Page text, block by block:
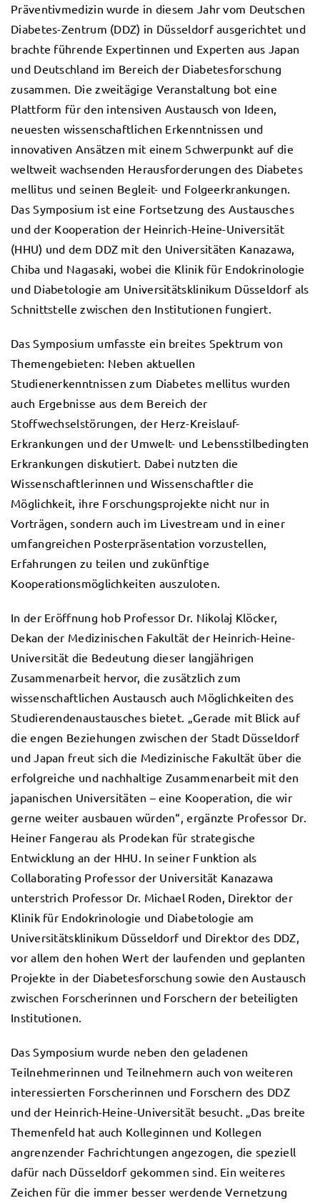
Präventivmedizin wurde in diesem Jahr vom Deutschen
Diabetes-Zentrum (DDZ) in Düsseldorf ausgerichtet und
brachte führende Expertinnen und Experten aus Japan
und Deutschland im Bereich der Diabetesforschung
zusammen. Die zweitägige Veranstaltung bot eine
Plattform für den intensiven Austausch von Ideen,
neuesten wissenschaftlichen Erkenntnissen und
innovativen Ansätzen mit einem Schwerpunkt auf die
weltweit wachsenden Herausforderungen des Diabetes
mellitus und seinen Begleit- und Folgeerkrankungen.
Das Symposium ist eine Fortsetzung des Austausches
und der Kooperation der Heinrich-Heine-Universität
(HHU) und dem DDZ mit den Universitäten Kanazawa,
Chiba und Nagasaki, wobei die Klinik für Endokrinologie
und Diabetologie am Universitätsklinikum Düsseldorf als
Schnittstelle zwischen den Institutionen fungiert.
Das Symposium umfasste ein breites Spektrum von
Themengebieten: Neben aktuellen
Studienerkenntnissen zum Diabetes mellitus wurden
auch Ergebnisse aus dem Bereich der
Stoffwechselstörungen, der Herz-Kreislauf-
Erkrankungen und der Umwelt- und Lebensstilbedingten
Erkrankungen diskutiert. Dabei nutzten die
Wissenschaftlerinnen und Wissenschaftler die
Möglichkeit, ihre Forschungsprojekte nicht nur in
Vorträgen, sondern auch im Livestream und in einer
umfangreichen Posterpräsentation vorzustellen,
Erfahrungen zu teilen und zukünftige
Kooperationsmöglichkeiten auszuloten.
In der Eröffnung hob Professor Dr. Nikolaj Klöcker,
Dekan der Medizinischen Fakultät der Heinrich-Heine-
Universität die Bedeutung dieser langjährigen
Zusammenarbeit hervor, die zusätzlich zum
wissenschaftlichen Austausch auch Möglichkeiten des
Studierendenaustausches bietet. „Gerade mit Blick auf
die engen Beziehungen zwischen der Stadt Düsseldorf
und Japan freut sich die Medizinische Fakultät über die
erfolgreiche und nachhaltige Zusammenarbeit mit den
japanischen Universitäten – eine Kooperation, die wir
gerne weiter ausbauen würden“, ergänzte Professor Dr.
Heiner Fangerau als Prodekan für strategische
Entwicklung an der HHU. In seiner Funktion als
Collaborating Professor der Universität Kanazawa
unterstrich Professor Dr. Michael Roden, Direktor der
Klinik für Endokrinologie und Diabetologie am
Universitätsklinikum Düsseldorf und Direktor des DDZ,
vor allem den hohen Wert der laufenden und geplanten
Projekte in der Diabetesforschung sowie den Austausch
zwischen Forscherinnen und Forschern der beteiligten
Institutionen.
Das Symposium wurde neben den geladenen
Teilnehmerinnen und Teilnehmern auch von weiteren
interessierten Forscherinnen und Forschern des DDZ
und der Heinrich-Heine-Universität besucht. „Das breite
Themenfeld hat auch Kolleginnen und Kollegen
angrenzender Fachrichtungen angezogen, die speziell
dafür nach Düsseldorf gekommen sind. Ein weiteres
Zeichen für die immer besser werdende Vernetzung